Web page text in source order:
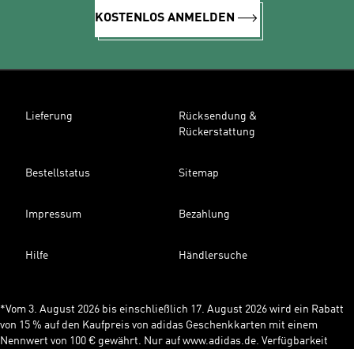
KOSTENLOS ANMELDEN
Lieferung
Rücksendung &
Rückerstattung
Bestellstatus Sitemap
Impressum Bezahlung
Hilfe Händlersuche
*Vom 3. August 2026 bis einschließlich 17. August 2026 wird ein Rabatt
von 15 % auf den Kaufpreis von adidas Geschenkkarten mit einem
Nennwert von 100 € gewährt. Nur auf www.adidas.de. Verfügbarkeit